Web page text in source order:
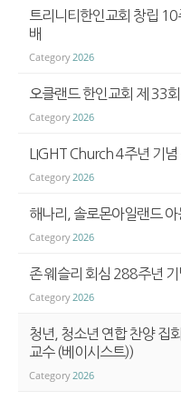
트리니티한인교회 창립 10
배
Category 2026
오클랜드 한인교회 제 33
Category 2026
LIGHT Church 4주년 기념
Category 2026
해나리, 솔로몬아일랜드
Category 2026
존 웨슬리 회심 288주년
Category 2026
청년, 청소년 연합 찬양 집
교수 (베이시스트))
Category 2026